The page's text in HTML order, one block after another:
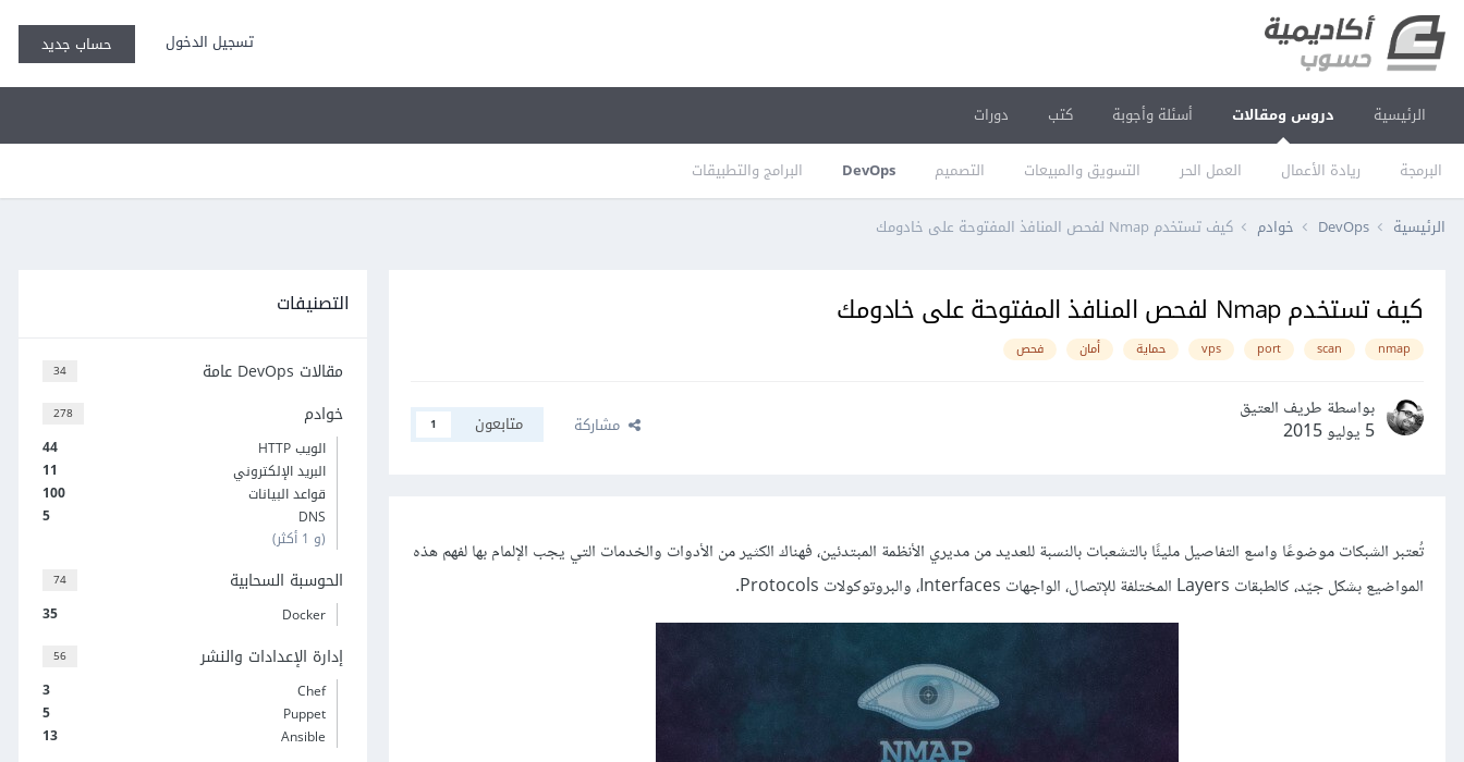
تسجيل الدخول حساب جديد
الرئيسية دروس ومقالات
البرمجة ريادة الأعمال العمل الحر التسويق والمبيعات التصميم DevOps البرامج والتطبيقات
أسئلة وأجوبة كتب دورات
الرئيسية DevOps خوادم كيف تستخدم Nmap لفحص المنافذ المفتوحة على خادومك
كيف تستخدم Nmap لفحص المنافذ المفتوحة على خادومك
nmap
scan
port
vps حماية أمان فحص
بواسطة طريف العتيق
5 يوليو 2015
مشاركة متابعون 1
تُعتبر الشبكات موضوعًا واسع التفاصيل مليئًا بالتشعبات بالنسبة للعديد من مديري الأنظمة المبتدئين، فهناك الكثير من الأدوات والخدمات التي يجب الإلمام بها لفهم هذه
المواضيع بشكل جيّد، كالطبقات Layers المختلفة للإتصال، الواجهات Interfaces، والبروتوكولات Protocols.
التصنيفات
34 مقالات DevOps عامة
278 خوادم
44
الويب HTTP
11
البريد الإلكتروني
100
قواعد البيانات
5
DNS
(و 1 أكثر)
74 الحوسبة السحابية
35 Docker
56 إدارة الإعدادات والنشر
3
Chef
5
Puppet
13
Ansible